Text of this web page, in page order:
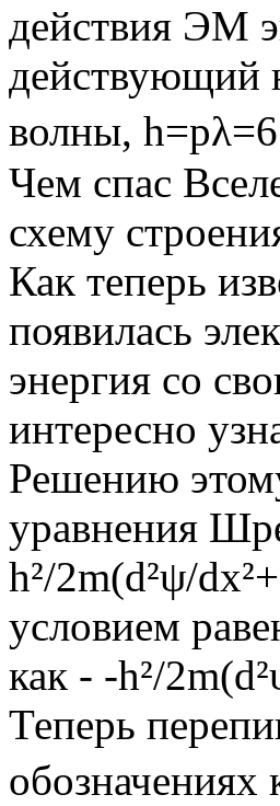
действия ЭМ
действующий
волны,
Чем спас
схему
Как теперь
появилась
энергия со
интересно
Решению
уравнения
h²/2m(d²ψ/
условием
как - -h²/
Теперь
обозначениях